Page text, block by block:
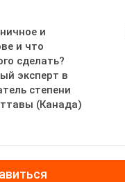
и
и что
сделать?
эксперт в
степени
(Канада)